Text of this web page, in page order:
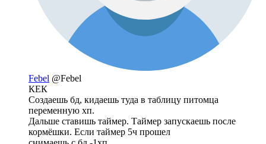
Febel @Febel
КЕК
Создаешь бд, кидаешь туда в таблицу питомца
переменную хп.
Дальше ставишь таймер. Таймер запускаешь после
кормёшки. Если таймер 5ч прошел